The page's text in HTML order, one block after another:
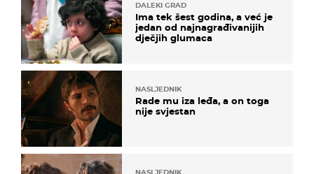
DALEKI GRAD
Ima tek šest godina, a već je
jedan od najnagrađivanijih
dječjih glumaca
NASLJEDNIK
Rade mu iza leđa, a on toga
nije svjestan